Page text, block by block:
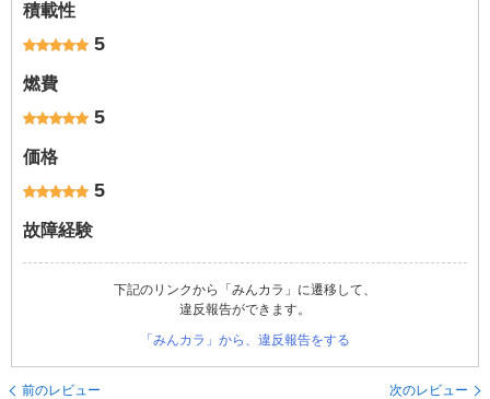
積載性
5
燃費
5
価格
5
故障経験
下記のリンクから「みんカラ」に遷移して、
違反報告ができます。
「みんカラ」から、違反報告をする
前のレビュー 次のレビュー